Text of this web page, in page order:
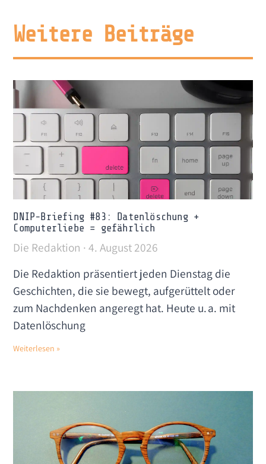
Weitere Beiträge
DNIP-Briefing #83: Datenlöschung +
Computerliebe = gefährlich
Die Redaktion 4. August 2026
Die Redaktion präsentiert jeden Dienstag die
Geschichten, die sie bewegt, aufgerüttelt oder
zum Nachdenken angeregt hat. Heute u. a. mit
Datenlöschung
Weiterlesen »